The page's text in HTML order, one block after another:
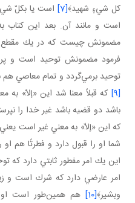
كل شيءٍ شهيد﴾[7] است يا بكلّ
است و مانند آن. بعد اين
مضمونش چيست كه در يك
فرمود مضمونش توحيد است و
توحيد برمي‌گردد و تمام معاصي هم
[9]
كه قبلاً معنا شد اين «إلاّ» به
باشد دو قضيه باشد غير خدا را
كه اين «إلاّ» به معني غير است
شما او را قبول دارد و فطرتًا هم
اين يك امر مفطور ثابتي دارد كه
امر عارضي دارد كه شرك است و
وبشير﴾[10]
هم همين‌طور است